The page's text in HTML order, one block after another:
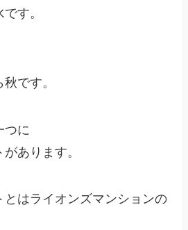
す。
です。
つに
あります。
とはライオンズマンションの